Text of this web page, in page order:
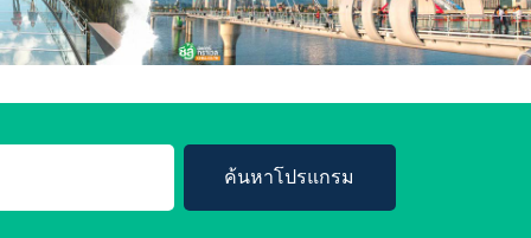
ค้นหาโปรแกรม